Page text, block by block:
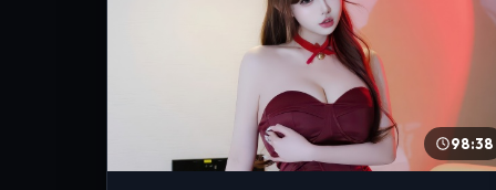
98:38